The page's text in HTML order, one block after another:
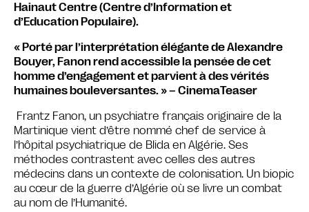
Hainaut Centre (Centre d’Information et
d’Education Populaire).
« Porté par l’interprétation élégante de Alexandre
Bouyer, Fanon rend accessible la pensée de cet
homme d’engagement et parvient à des vérités
humaines bouleversantes. » – CinemaTeaser
Frantz Fanon, un psychiatre français originaire de la
Martinique vient d’être nommé chef de service à
l’hôpital psychiatrique de Blida en Algérie. Ses
méthodes contrastent avec celles des autres
médecins dans un contexte de colonisation. Un biopic
au cœur de la guerre d’Algérie où se livre un combat
au nom de l’Humanité.